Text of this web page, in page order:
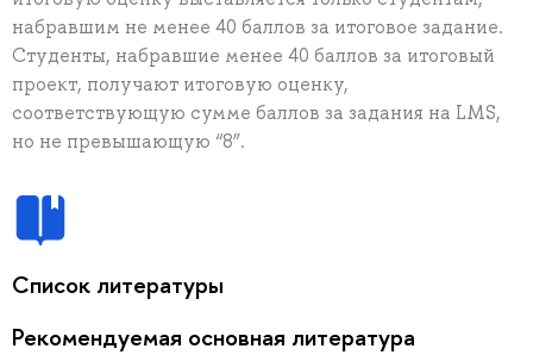
набравшим не менее 40 баллов за итоговое задание.
Студенты, набравшие менее 40 баллов за итоговый
проект, получают итоговую оценку,
соответствующую сумме баллов за задания на LMS,
но не превышающую “8”.
Список литературы
Рекомендуемая основная литература